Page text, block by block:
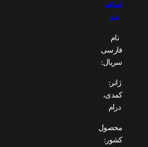
اضافه
شد
نام
فارسی
سریال:
ژانر:
کمدی،
درام
محصول
کشور: